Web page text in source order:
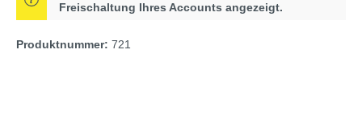
Freischaltung Ihres Accounts angezeigt.
Produktnummer: 721